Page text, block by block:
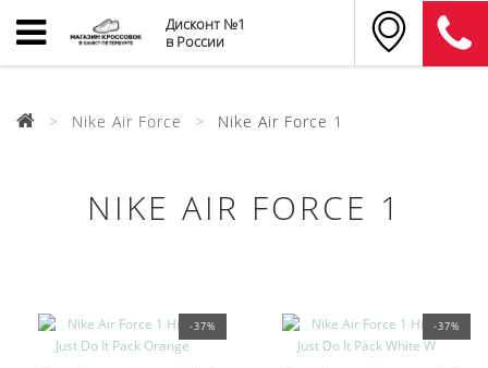
Дисконт №1
в России
Nike Air Force Nike Air Force 1
NIKE AIR FORCE 1
-37% -37%